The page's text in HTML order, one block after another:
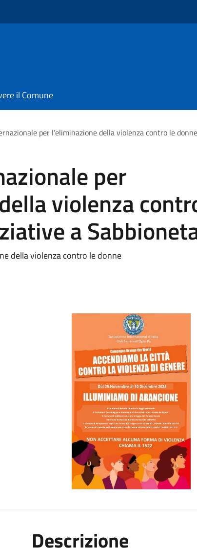
il Comune
per l’eliminazione della violenza contro le
per
violenza
a
della violenza contro le donne
Descrizione